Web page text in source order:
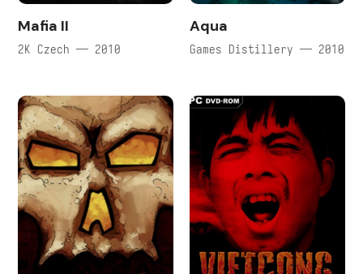
Mafia II
2K Czech — 2010
Aqua
Games Distillery — 2010